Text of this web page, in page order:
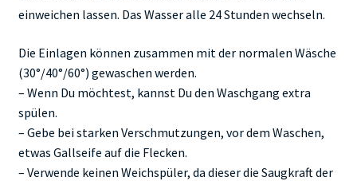
einweichen lassen. Das Wasser alle 24 Stunden wechseln.
Die Einlagen können zusammen mit der normalen Wäsche
(30°/40°/60°) gewaschen werden.
– Wenn Du möchtest, kannst Du den Waschgang extra
spülen.
– Gebe bei starken Verschmutzungen, vor dem Waschen,
etwas Gallseife auf die Flecken.
– Verwende keinen Weichspüler, da dieser die Saugkraft der